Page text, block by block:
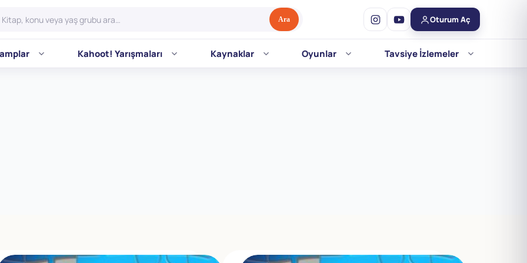
Ara Oturum Aç
Kahoot! Yarışmaları Kaynaklar Oyunlar Tavsiye İzlemeler